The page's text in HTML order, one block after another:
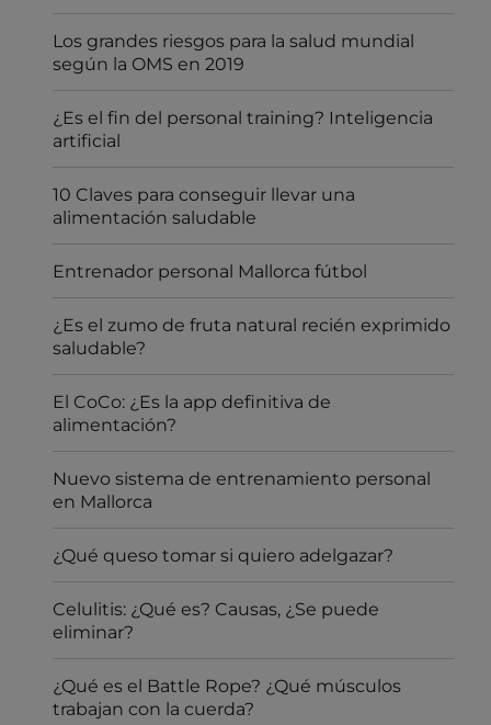
Los grandes riesgos para la salud mundial
según la OMS en 2019
¿Es el fin del personal training? Inteligencia
artificial
10 Claves para conseguir llevar una
alimentación saludable
Entrenador personal Mallorca fútbol
¿Es el zumo de fruta natural recién exprimido
saludable?
El CoCo: ¿Es la app definitiva de
alimentación?
Nuevo sistema de entrenamiento personal
en Mallorca
¿Qué queso tomar si quiero adelgazar?
Celulitis: ¿Qué es? Causas, ¿Se puede
eliminar?
¿Qué es el Battle Rope? ¿Qué músculos
trabajan con la cuerda?